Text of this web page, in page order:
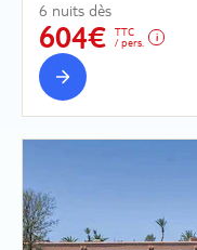
6 nuits dès
604€
TTC
/ pers.